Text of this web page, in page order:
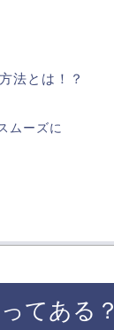
法とは！？
ムーズに
てある？